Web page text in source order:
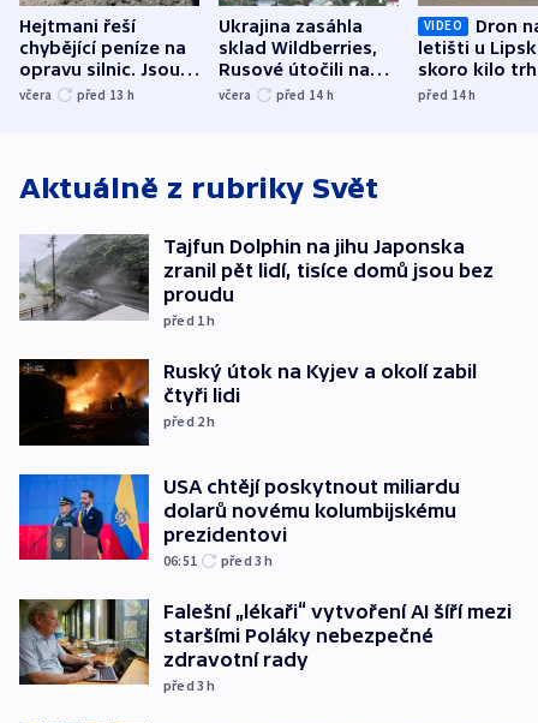
Hejtmani řeší
chybějící peníze na
opravu silnic. Jsou
nenárokové, namítá
včera před 13 h
Ukrajina zasáhla
sklad Wildberries,
Rusové útočili na
trh, hasiče či
včera před 14 h
VIDEO
Dron
letišti u
skoro kilo
indicie
před 14h
Aktuálně z rubriky Svět
Tajfun Dolphin na jihu Japonska
zranil pět lidí, tisíce domů jsou bez
proudu
před 1h
Ruský útok na Kyjev a okolí zabil
čtyři lidi
před 2h
USA chtějí poskytnout miliardu
dolarů novému kolumbijskému
prezidentovi
06:51 před 3h
Falešní „lékaři“ vytvoření AI šíří mezi
staršími Poláky nebezpečné
zdravotní rady
před 3h